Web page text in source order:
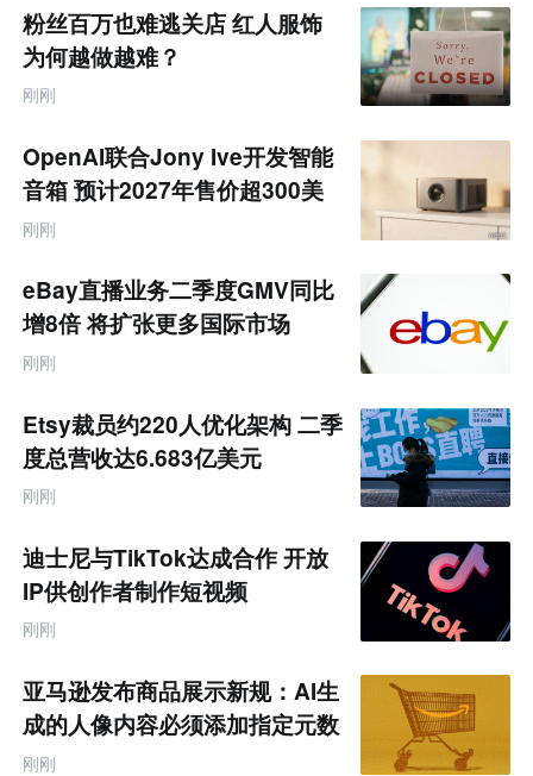
未
来
零
售
跨
境
产
业
互
联
网
粉丝百万也难逃关店 红人服饰
为何越做越难？
刚刚
OpenAI联合Jony Ive开发智能
音箱 预计2027年售价超300美
元
刚刚
eBay直播业务二季度GMV同比
增8倍 将扩张更多国际市场
刚刚
Etsy裁员约220人优化架构 二季
度总营收达6.683亿美元
刚刚
迪士尼与TikTok达成合作 开放
IP供创作者制作短视频
刚刚
亚马逊发布商品展示新规：AI生
成的人像内容必须添加指定元数
据
刚刚